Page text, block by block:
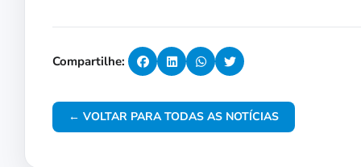
Compartilhe:
← VOLTAR PARA TODAS AS NOTÍCIAS